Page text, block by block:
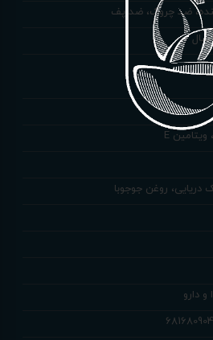
ضد چروک، ضد پف
دریایی، روغن جوجوبا
و دارو